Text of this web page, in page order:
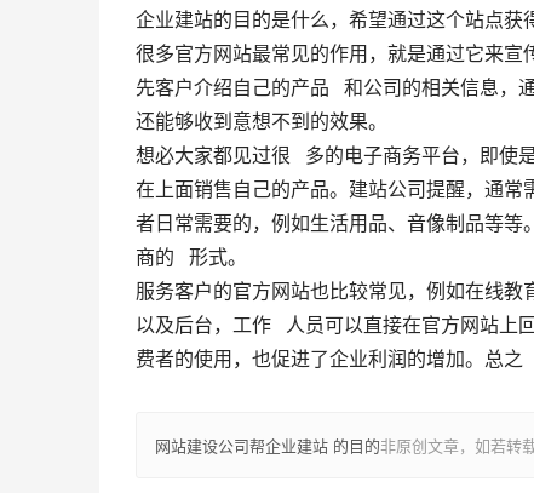
企业建站的目的是什么，希望通过这个站点获
很多官方网站最常见的作用，就是通过它来
先客户介绍自己的产品   和公司的相关信息，
还能够收到意想不到的效果。
想必大家都见过很   多的电子商务平台，即使
在上面销售自己的产品。建站公司提醒，通
者日常需要的，例如生活用品、音像制品等
商的   形式。
服务客户的官方网站也比较常见，例如在线
以及后台，工作   人员可以直接在官方网站上
费者的使用，也促进了企业利润的增加。总
网站建设公司帮企业建站 的目的非原创文章，如若转